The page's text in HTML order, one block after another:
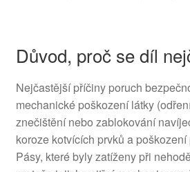
Důvod, proč se díl
Nejčastější příčiny poruch
mechanické poškození látky
znečištění nebo zablokování
koroze kotvících prvků a
Pásy, které byly zatíženy při